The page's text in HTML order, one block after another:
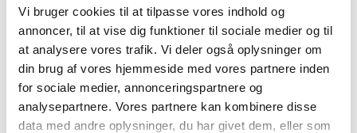
Vi bruger cookies til at tilpasse vores indhold og
annoncer, til at vise dig funktioner til sociale medier og til
at analysere vores trafik. Vi deler også oplysninger om
din brug af vores hjemmeside med vores partnere inden
for sociale medier, annonceringspartnere og
analysepartnere. Vores partnere kan kombinere disse
data med andre oplysninger, du har givet dem, eller som
Pulje til forskning i bivirkninger ved HPV-
vaccination
|4. februar 2016|
Folketinget (satspuljepartierne) har afsat 7 mio. kr. til
forskning i bivirkninger ved HPV-vaccination. Frist for…